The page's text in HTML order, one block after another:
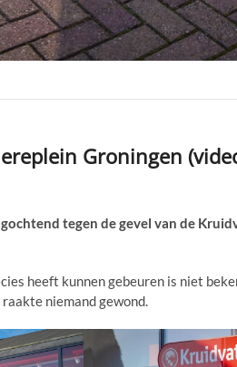
Groningen
tegen de gevel van de
heeft kunnen gebeuren is niet
niemand gewond.